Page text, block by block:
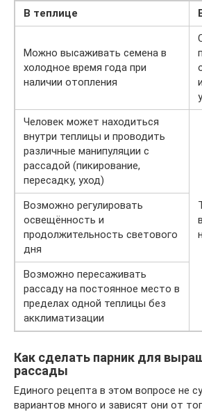
В теплице
Можно высаживать семена в
холодное время года при
наличии отопления
Человек может находиться
внутри теплицы и проводить
различные манипуляции с
рассадой (пикирование,
пересадку, уход)
Возможно регулировать
освещённость и
продолжительность светового
дня
Возможно пересаживать
рассаду на постоянное место в
пределах одной теплицы без
акклиматизации
Как сделать парник для
рассады
Единого рецепта в этом вопросе не
вариантов много и зависят они от